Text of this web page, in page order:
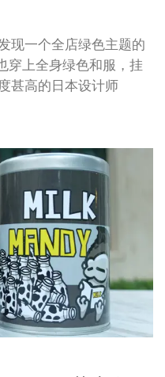
现一个全店绿色主题的
穿上全身绿色和服，挂
甚高的日本设计师